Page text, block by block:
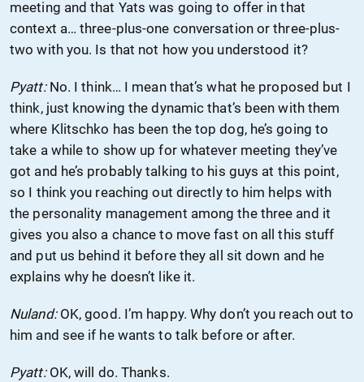
meeting and that Yats was going to offer in that
context a… three-plus-one conversation or three-plus-
two with you. Is that not how you understood it?
Pyatt:No. I think… I mean that’s what he proposed but I
think, just knowing the dynamic that’s been with them
where Klitschko has been the top dog, he’s going to
take a while to show up for whatever meeting they’ve
got and he’s probably talking to his guys at this point,
so I think you reaching out directly to him helps with
the personality management among the three and it
gives you also a chance to move fast on all this stuff
and put us behind it before they all sit down and he
explains why he doesn’t like it.
Nuland:OK, good. I’m happy. Why don’t you reach out to
him and see if he wants to talk before or after.
Pyatt:OK, will do. Thanks.